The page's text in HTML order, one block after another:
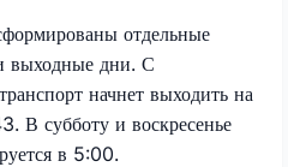
отдельные
выходные дни. С
начнет выходить на
В субботу и воскресенье
в 5:00.